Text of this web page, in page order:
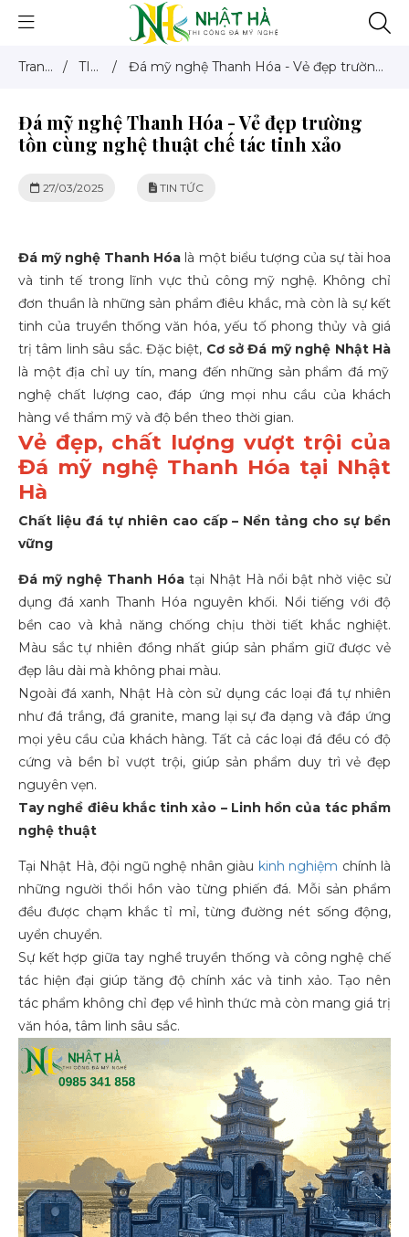
Trang / TIN / Đá mỹ nghệ Thanh Hóa - Vẻ đẹp trường
Đá mỹ nghệ Thanh Hóa - Vẻ đẹp trường
tồn cùng nghệ thuật chế tác tinh xảo
27/03/2025 TIN TỨC
Đá mỹ nghệ Thanh Hóa là một biểu tượng của sự tài hoa
và tinh tế trong lĩnh vực thủ công mỹ nghệ. Không chỉ
đơn thuần là những sản phẩm điêu khắc, mà còn là sự kết
tinh của truyền thống văn hóa, yếu tố phong thủy và giá
trị tâm linh sâu sắc. Đặc biệt, Cơ sở Đá mỹ nghệ Nhật Hà
là một địa chỉ uy tín, mang đến những sản phẩm đá mỹ
nghệ chất lượng cao, đáp ứng mọi nhu cầu của khách
hàng về thẩm mỹ và độ bền theo thời gian.
Vẻ đẹp, chất lượng vượt trội của
Đá mỹ nghệ Thanh Hóa tại Nhật
Hà
Chất liệu đá tự nhiên cao cấp – Nền tảng cho sự bền
vững
Đá mỹ nghệ Thanh Hóa tại Nhật Hà nổi bật nhờ việc sử
dụng đá xanh Thanh Hóa nguyên khối. Nổi tiếng với độ
bền cao và khả năng chống chịu thời tiết khắc nghiệt.
Màu sắc tự nhiên đồng nhất giúp sản phẩm giữ được vẻ
đẹp lâu dài mà không phai màu.
Ngoài đá xanh, Nhật Hà còn sử dụng các loại đá tự nhiên
như đá trắng, đá granite, mang lại sự đa dạng và đáp ứng
mọi yêu cầu của khách hàng. Tất cả các loại đá đều có độ
cứng và bền bỉ vượt trội, giúp sản phẩm duy trì vẻ đẹp
nguyên vẹn.
Tay nghề điêu khắc tinh xảo – Linh hồn của tác phẩm
nghệ thuật
Tại Nhật Hà, đội ngũ nghệ nhân giàu kinh nghiệm chính là
những người thổi hồn vào từng phiến đá. Mỗi sản phẩm
đều được chạm khắc tỉ mỉ, từng đường nét sống động,
uyển chuyển.
Sự kết hợp giữa tay nghề truyền thống và công nghệ chế
tác hiện đại giúp tăng độ chính xác và tinh xảo. Tạo nên
tác phẩm không chỉ đẹp về hình thức mà còn mang giá trị
văn hóa, tâm linh sâu sắc.